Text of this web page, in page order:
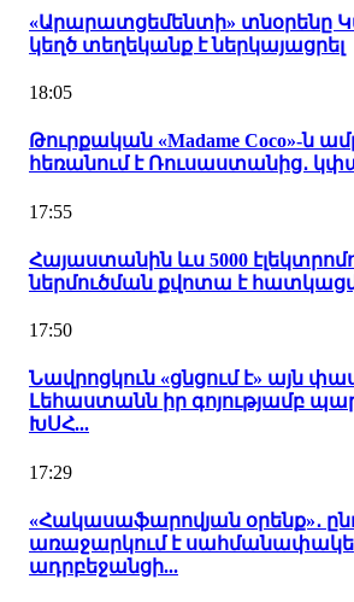
«Արարատցեմենտի» տնօրենը
կեղծ տեղեկանք է ներկայացրել
18:05
Թուրքական «Madame Coco»-ն
հեռանում է Ռուսաստանից․
17:55
Հայաստանին ևս 5000
ներմուծման քվոտա է
17:50
Նավրոցկուն «ցնցում է» այն
Լեհաստանն իր գոյությամբ
ԽՍՀ...
17:29
«Հակասաֆարովյան օրենք»․
առաջարկում է
ադրբեջանցի...